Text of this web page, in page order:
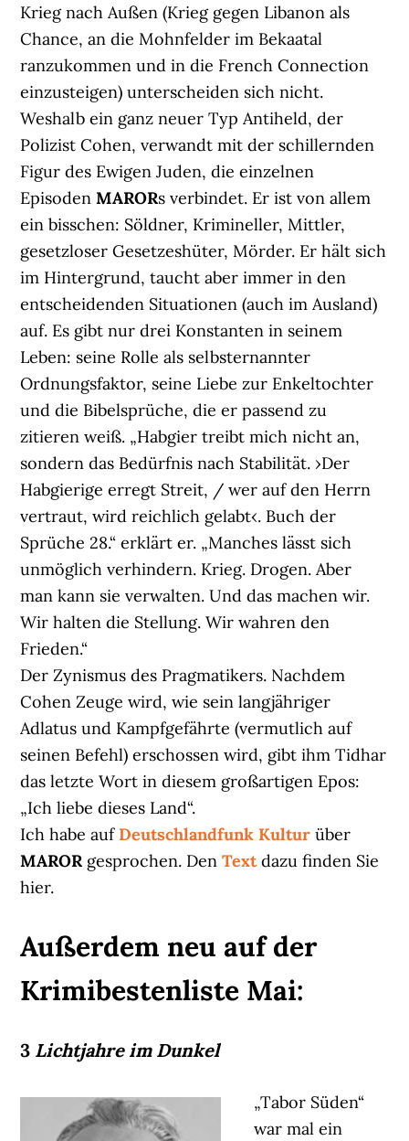
Krieg nach Außen (Krieg gegen Libanon als
Chance, an die Mohnfelder im Bekaatal
ranzukommen und in die French Connection
einzusteigen) unterscheiden sich nicht.
Weshalb ein ganz neuer Typ Antiheld, der
Polizist Cohen, verwandt mit der schillernden
Figur des Ewigen Juden, die einzelnen
EpisodenMARORs verbindet. Er ist von allem
ein bisschen: Söldner, Krimineller, Mittler,
gesetzloser Gesetzeshüter, Mörder. Er hält sich
im Hintergrund, taucht aber immer in den
entscheidenden Situationen (auch im Ausland)
auf. Es gibt nur drei Konstanten in seinem
Leben: seine Rolle als selbsternannter
Ordnungsfaktor, seine Liebe zur Enkeltochter
und die Bibelsprüche, die er passend zu
zitieren weiß. „Habgier treibt mich nicht an,
sondern das Bedürfnis nach Stabilität. ›Der
Habgierige erregt Streit, / wer auf den Herrn
vertraut, wird reichlich gelabt‹. Buch der
Sprüche 28.“ erklärt er. „Manches lässt sich
unmöglich verhindern. Krieg. Drogen. Aber
man kann sie verwalten. Und das machen wir.
Wir halten die Stellung. Wir wahren den
Frieden.“
Der Zynismus des Pragmatikers. Nachdem
Cohen Zeuge wird, wie sein langjähriger
Adlatus und Kampfgefährte (vermutlich auf
seinen Befehl) erschossen wird, gibt ihm Tidhar
das letzte Wort in diesem großartigen Epos:
„Ich liebe dieses Land“.
Ich habe auf Deutschlandfunk Kultur über
MARORgesprochen. DenTextdazu finden Sie
hier.
Außerdem neu auf der
Krimibestenliste Mai:
3 Lichtjahre im Dunkel
„Tabor Süden“
war mal ein